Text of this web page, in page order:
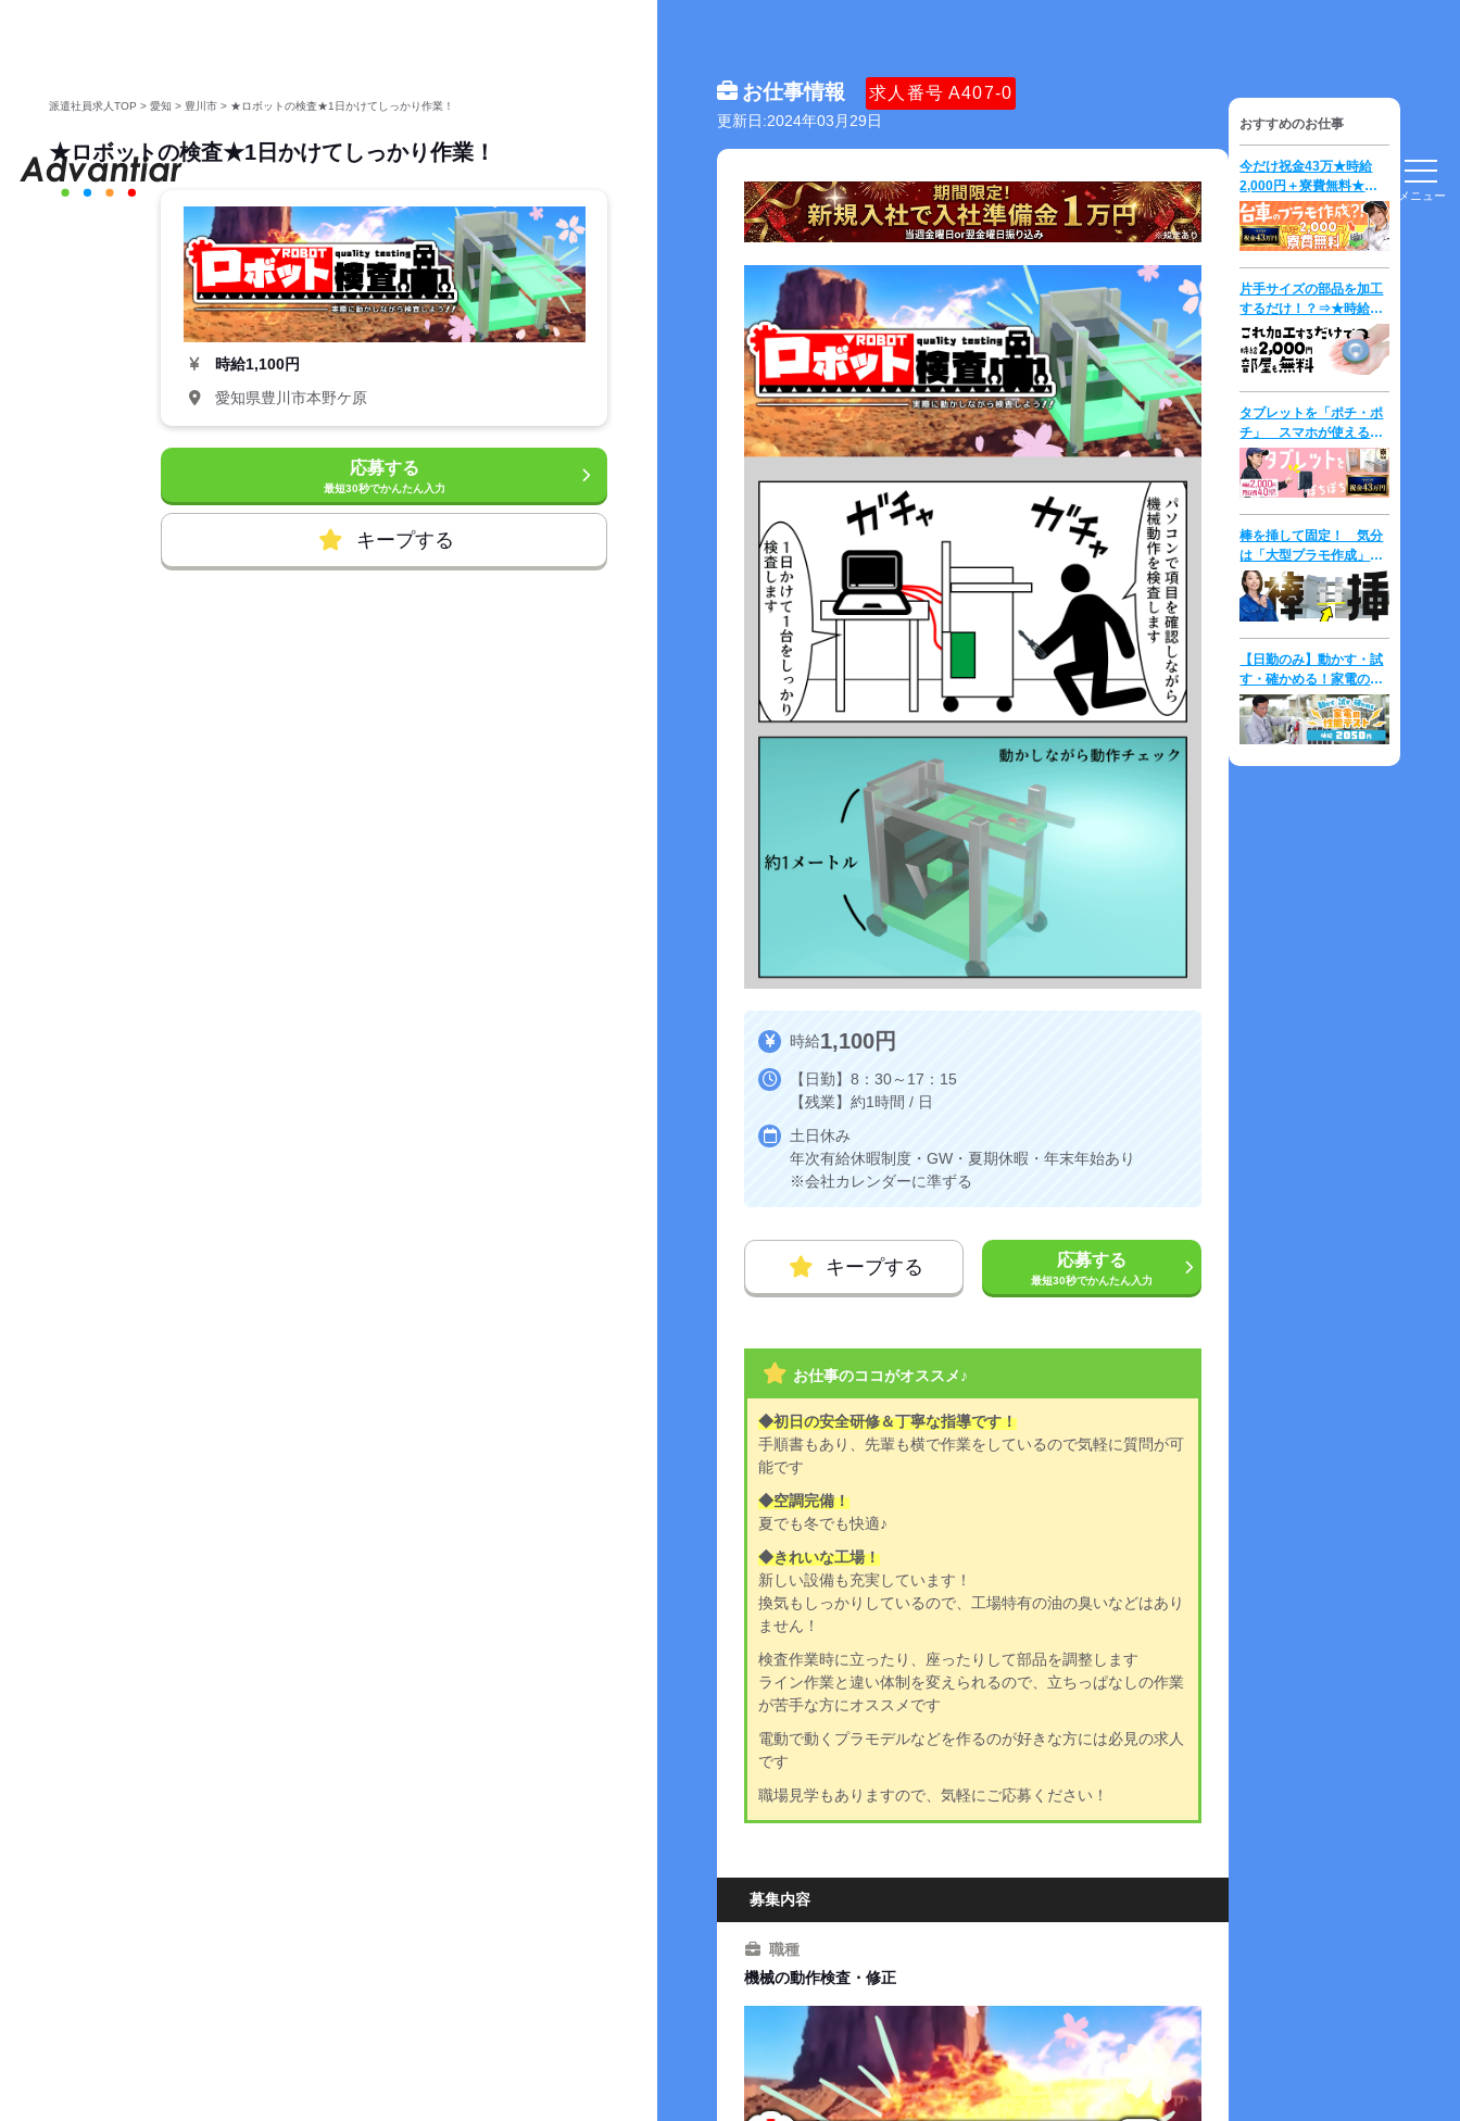
メニュー
派遣社員求人TOP >愛知 > 豊川市 > ★ロボットの検査★1日かけてしっかり作業！
★ロボットの検査★1日かけてしっかり作業！
時給1,100円
愛知県豊川市本野ケ原
応募する
最短30秒でかんたん入力
キープする
お仕事情報 求人番号 A407-0
更新日:2024年03月29日
時給1,100円
【日勤】8：30～17：15
【残業】約1時間 / 日
土日休み
年次有給休暇制度・GW・夏期休暇・年末年始あり
※会社カレンダーに準ずる
キープする 応募する
最短30秒でかんたん入力
お仕事のココがオススメ♪
◆初日の安全研修＆丁寧な指導です！
手順書もあり、先輩も横で作業をしているので気軽に質問が可
能です
◆空調完備！
夏でも冬でも快適♪
◆きれいな工場！
新しい設備も充実しています！
換気もしっかりしているので、工場特有の油の臭いなどはあり
ません！
検査作業時に立ったり、座ったりして部品を調整します
ライン作業と違い体制を変えられるので、立ちっぱなしの作業
が苦手な方にオススメです
電動で動くプラモデルなどを作るのが好きな方には必見の求人
です
職場見学もありますので、気軽にご応募ください！
募集内容
職種
機械の動作検査・修正
おすすめのお仕事
今だけ祝金43万★時給
2,000円＋寮費無料★台
車の「プラモデル」を作
成して運ぶだけ？！
片手サイズの部品を加工
するだけ！？⇒★時給
2000円＋寮費無料★
タブレットを「ポチ・ポ
チ」 スマホが使える方
は即戦力？！ 時給
2,300円！
棒を挿して固定！ 気分
は「大型プラモ作成」⇒
時給2,000円！
【日勤のみ】動かす・試
す・確かめる！家電の性
能テスト♪未経験歓迎！
マニュアル完備◎